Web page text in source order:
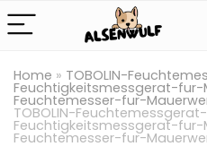
Home » TOBOLIN-
Feuchtigkeitsmessgerat-fur-
Feuchtemesser-fur-
TOBOLIN-Feuchtemessgerat-
Feuchtigkeitsmessgerat-fur-
Feuchtemesser-fur-